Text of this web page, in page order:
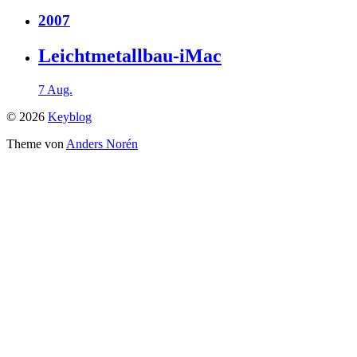
2007
Leichtmetallbau-iMac
7 Aug.
© 2026 Keyblog
Theme von Anders Norén